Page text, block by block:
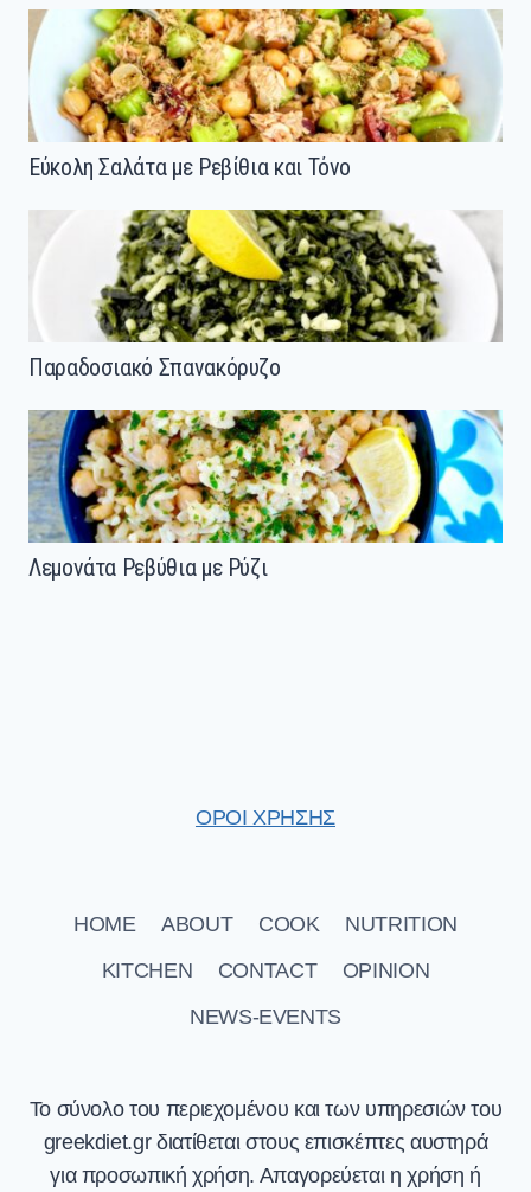
Εύκολη Σαλάτα με Ρεβίθια και Τόνο
Παραδοσιακό Σπανακόρυζο
Λεμονάτα Ρεβύθια με Ρύζι
ΟΡΟΙ ΧΡΗΣΗΣ
HOME ABOUT COOK
NUTRITION
KITCHEN
CONTACT
OPINION
NEWS-EVENTS
Το σύνολο του περιεχομένου και των υπηρεσιών του
greekdiet.gr διατίθεται στους επισκέπτες αυστηρά
για προσωπική χρήση. Απαγορεύεται η χρήση ή